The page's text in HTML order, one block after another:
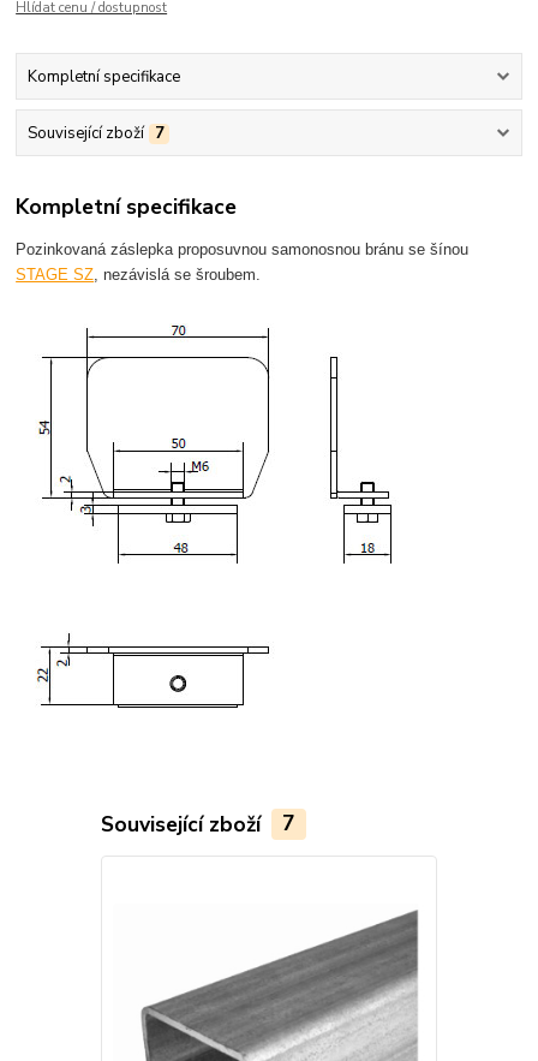
Hlídat cenu / dostupnost
Kompletní specifikace
Související zboží 7
Kompletní specifikace
Pozinkovaná záslepka proposuvnou samonosnou bránu se šínou
STAGE SZ , nezávislá se šroubem.
Související zboží 7